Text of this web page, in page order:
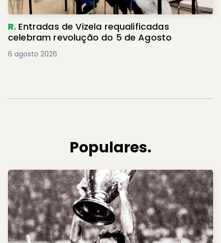
R. Entradas de Vizela requalificadas
celebram revolução do 5 de Agosto
6 agosto 2026
Populares.